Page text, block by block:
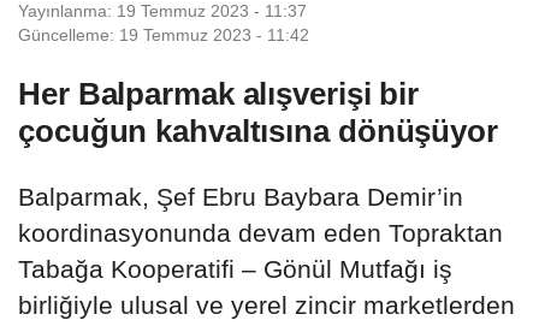
Yayınlanma: 19 Temmuz 2023 - 11:37
Güncelleme: 19 Temmuz 2023 - 11:42
Her Balparmak alışverişi bir
çocuğun kahvaltısına dönüşüyor
Balparmak, Şef Ebru Baybara Demir’in
koordinasyonunda devam eden Topraktan
Tabağa Kooperatifi – Gönül Mutfağı iş
birliğiyle ulusal ve yerel zincir marketlerden